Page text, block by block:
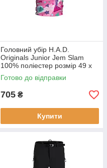
Головний убір H.A.D.
Originals Junior Jem Slam
100% поліестер розмір 49 х
23 см вага 80 г принт Jem
Slam
Готово до відправки
705 ₴
Купити